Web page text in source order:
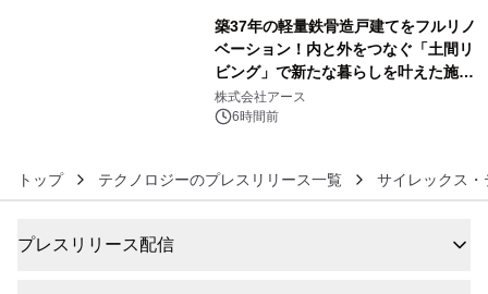
築37年の軽量鉄骨造戸建てをフルリノ
ベーション！内と外をつなぐ「土間リ
ビング」で新たな暮らしを叶えた施工
事例を株式会社アースが公開
株式会社アース
6時間前
トップ テクノロジーのプレスリリース一覧 サイレックス
プレスリリース配信